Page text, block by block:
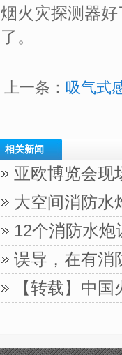
烟火灾探测器
了。
上一条： 吸气式
相关新闻
亚欧博览会现
大空间消防水
12个消防水
误导，在有消
【转载】中